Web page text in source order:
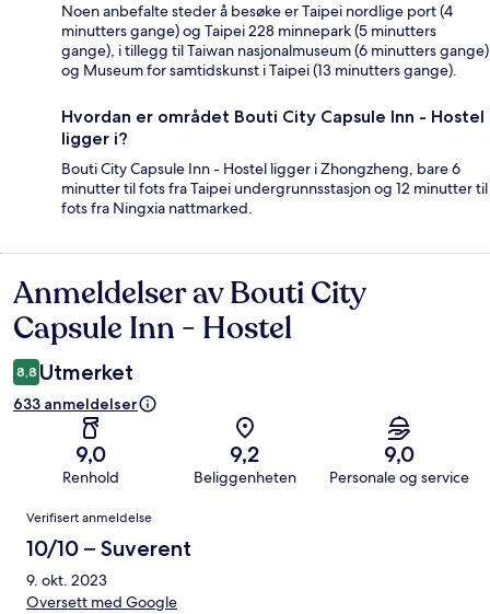
Noen anbefalte steder å besøke er Taipei nordlige port (4
minutters gange) og Taipei 228 minnepark (5 minutters
gange), i tillegg til Taiwan nasjonalmuseum (6 minutters gange)
og Museum for samtidskunst i Taipei (13 minutters gange).
Hvordan er området Bouti City Capsule Inn - Hostel
ligger i?
Bouti City Capsule Inn - Hostel ligger i Zhongzheng, bare 6
minutter til fots fra Taipei undergrunnsstasjon og 12 minutter til
fots fra Ningxia nattmarked.
Anmeldelser
Anmeldelser av Bouti City
Capsule Inn - Hostel
8,8 Utmerket
633 anmeldelser
9,0
Renhold
9,2
Beliggenheten
9,0
Personale og service
Anmeldelser
Verifisert anmeldelse
10/10 – Suverent
9. okt. 2023
Oversett med Google